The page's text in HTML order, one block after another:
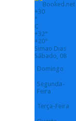
+30
°
C
+32°
+20°
Simao Dias
Sábado, 08
Domingo
Segunda-
Feira
Terça-Feira